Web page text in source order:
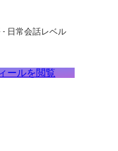
- 日常会話レベル
ールを閲覧